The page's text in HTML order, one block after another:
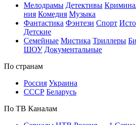
Ме­ло­дра­мы Де­тек­ти­вы
ния Ко­ме­дия Му­зы­ка
Фан­та­сти­ка Фэн­те­зи Спорт
Дет­ские
Се­мей­ные Мис­ти­ка Трил­ле­ры
ШОУ До­ку­мен­таль­ные
По стра­нам
Рос­сия Ук­раи­на
СССР Бе­ла­русь
По ТВ Ка­на­лам